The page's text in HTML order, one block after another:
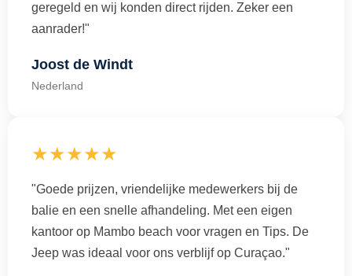
geregeld en wij konden direct rijden. Zeker een
aanrader!"
Joost de Windt
Nederland
★★★★★
"Goede prijzen, vriendelijke medewerkers bij de
balie en een snelle afhandeling. Met een eigen
kantoor op Mambo beach voor vragen en Tips. De
Jeep was ideaal voor ons verblijf op Curaçao."